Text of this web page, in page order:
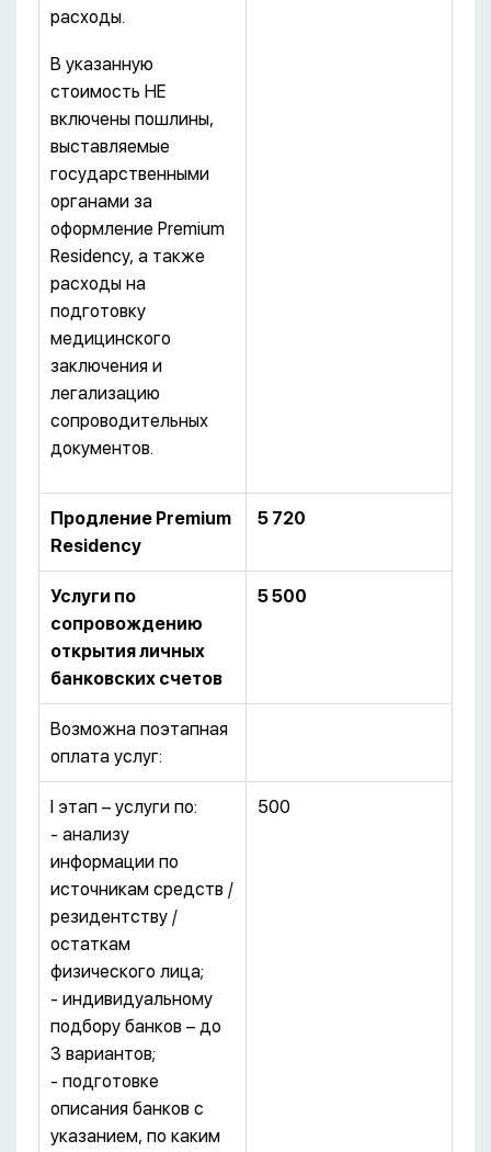
расходы.
В указанную
стоимость НЕ
включены пошлины,
выставляемые
государственными
органами за
оформление Premium
Residency, а также
расходы на
подготовку
медицинского
заключения и
легализацию
сопроводительных
документов.
Продление Premium
Residency
5 720
Услуги по
сопровождению
открытия личных
банковских счетов
5 500
Возможна поэтапная
оплата услуг:
I этап – услуги по:
- анализу
информации по
источникам средств /
резидентству /
остаткам
физического лица;
- индивидуальному
подбору банков – до
3 вариантов;
- подготовке
описания банков с
указанием, по каким
500